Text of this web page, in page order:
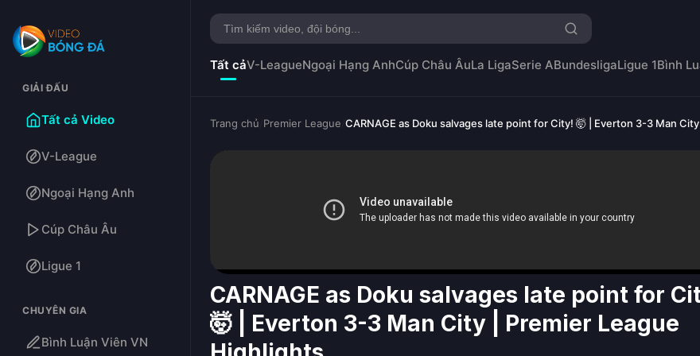
GIẢI ĐẤU
Tất cả Video
V-League
Ngoại Hạng Anh
Cúp Châu Âu
Ligue 1
CHUYÊN GIA
Bình Luận Viên VN
Tất cảV-LeagueNgoại Hạng AnhCúp Châu ÂuLa LigaSerie ABundesligaLigue 1Bình
Trang chủ Premier League CARNAGE as Doku salvages late point for City! 🤯 | Everton 3-3 Man
CARNAGE as Doku salvages late point for
🤯 | Everton 3-3 Man City | Premier League